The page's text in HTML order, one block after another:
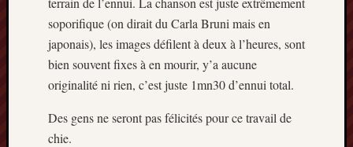
soporifique (on dirait du Carla Bruni mais en
japonais), les images défilent à deux à l’heures, sont
bien souvent fixes à en mourir, y’a aucune
originalité ni rien, c’est juste 1mn30 d’ennui total.
Des gens ne seront pas félicités pour ce travail de
chie.